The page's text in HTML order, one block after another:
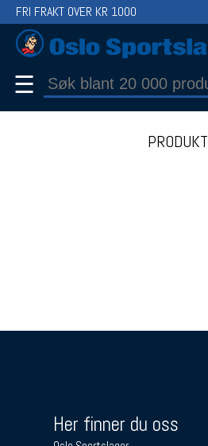
FRI FRAKT OVER KR 1000
☰
PRODUKT
Her finner du oss